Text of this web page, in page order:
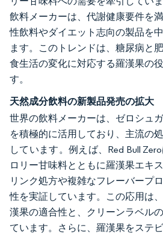
飲料メーカーは、代謝健康要件を
性飲料やダイエット志向の製品を
ます。このトレンドは、糖尿病と
食生活の変化に対応する羅漢果の
す。
天然成分飲料の新製品発売の拡大
世界の飲料メーカーは、ゼロシュ
を積極的に活用しており、主流の
しています。例えば、Red Bull
ロリー甘味料とともに羅漢果エキ
リンク処方や複雑なフレーバープ
性を実証しています。この応用は
漢果の適合性と、クリーンラベル
ています。さらに、羅漢果をステ